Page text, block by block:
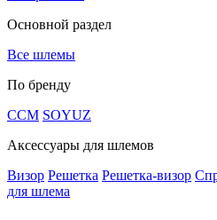
Основной раздел
Все шлемы
По бренду
CCM SOYUZ
Аксессуары для шлемов
Визор Решетка Решетка-визор
для шлема